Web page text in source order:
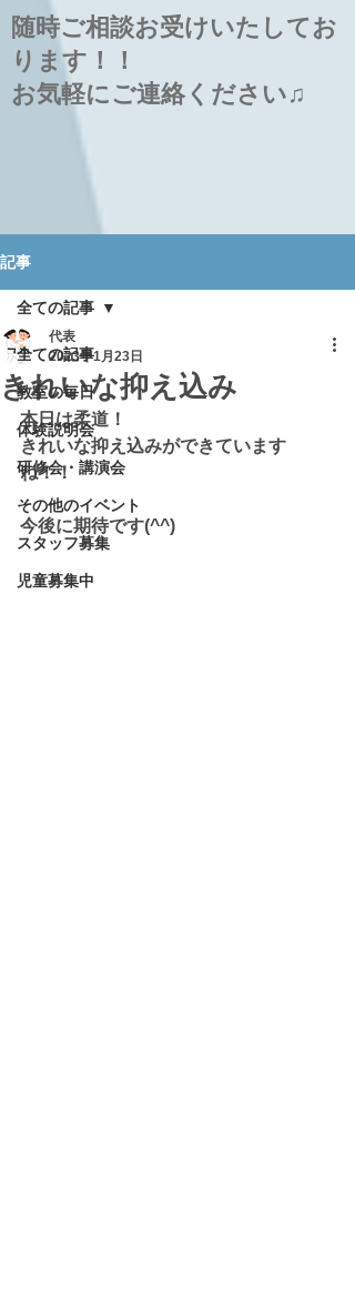
随時ご相談お受けいたしてお
ります！！
お気軽にご連絡ください♫
記事
全ての記事
教室の毎日
体験説明会
研修会・講演会
その他のイベント
スタッフ募集
児童募集中
全ての記事
きれいな抑え込み
代表
2023年1月23日
本日は柔道！
きれいな抑え込みができています
ね！！
今後に期待です(^^)